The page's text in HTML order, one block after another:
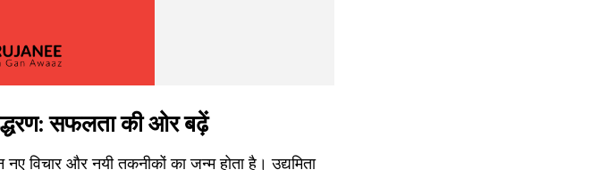
सफलता की ओर बढ़ें
विचार और नयी तकनीकों का जन्म होता है। उद्यमिता